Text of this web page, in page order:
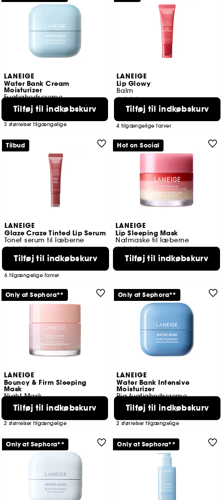
LANEIGE
Water Bank Cream
Moisturizer
Fugtighedscreme
2279
129,00 KR
3 størrelser tilgængelige
Tilføj til indkøbskurv
LANEIGE
Lip Glowy
Balm
3380
139,00 KR
4 tilgængelige farver
Tilføj til indkøbskurv
LANEIGE
Glaze Craze Tinted Lip Serum
Tonet serum til læberne
244
149,00 KR
6 tilgængelige farver
Tilføj til indkøbskurv
Tilbud
LANEIGE
Lip Sleeping Mask
Natmaske til læberne
6093
169,00 KR
Tilføj til indkøbskurv
Hot on Social
LANEIGE
Bouncy & Firm Sleeping
Mask
Night Mask
1143
129,00 KR
2 størrelser tilgængelige
Tilføj til indkøbskurv
Only at Sephora**
LANEIGE
Water Bank Intensive
Moisturizer
Rig fugtighedscreme
1013
269,00 KR
2 størrelser tilgængelige
Tilføj til indkøbskurv
Only at Sephora**
Only at Sephora** Only at Sephora**